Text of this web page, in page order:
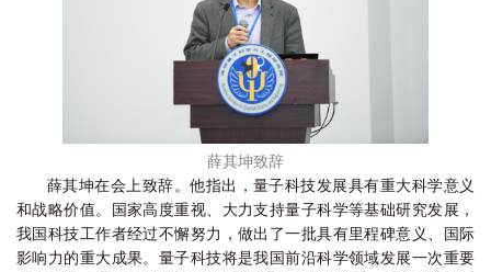
薛其坤致辞
薛其坤在会上致辞。他指出，量子科技发展具有重大科学意义
和战略价值。国家高度重视、大力支持量子科学等基础研究发展，
我国科技工作者经过不懈努力，做出了一批具有里程碑意义、国际
影响力的重大成果。量子科技将是我国前沿科学领域发展一次重要